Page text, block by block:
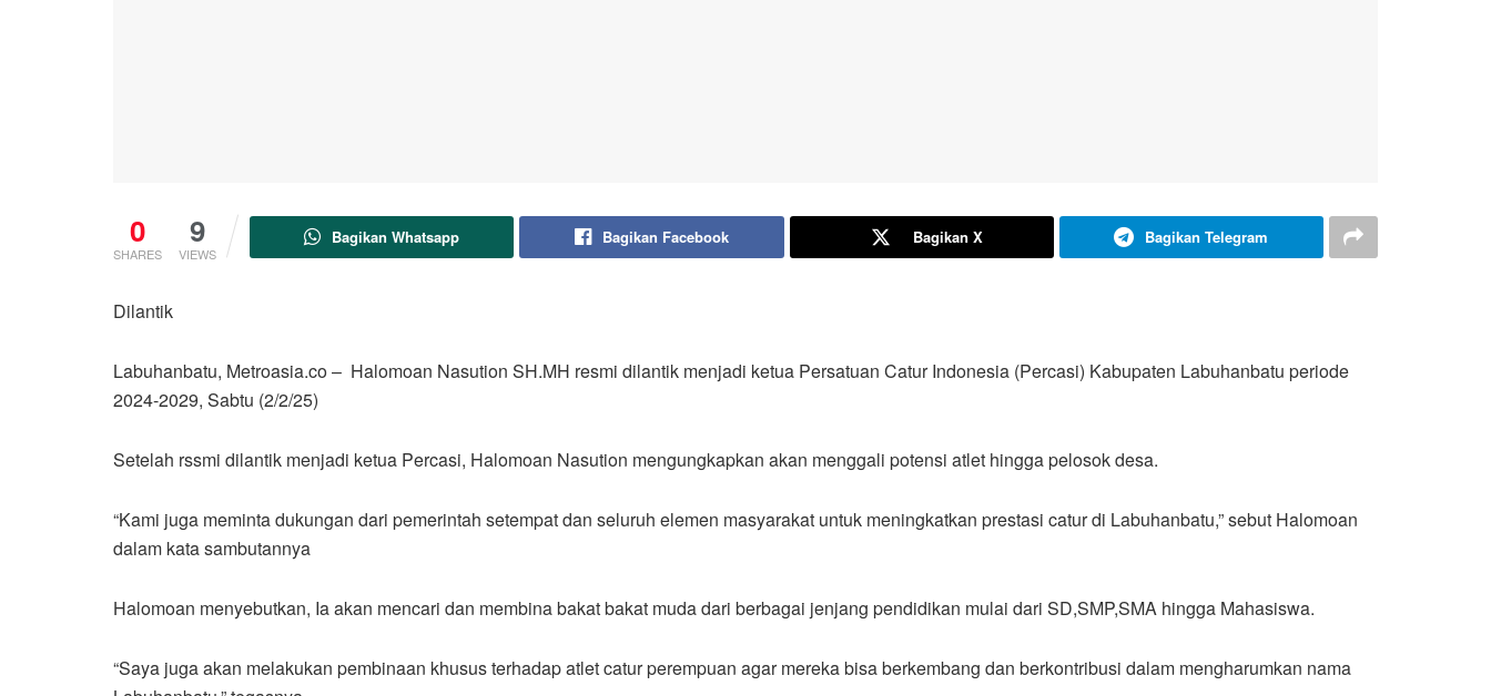
0
SHARES
9
VIEWS
Bagikan Whatsapp Bagikan Facebook Bagikan X Bagikan Telegram
Dilantik
Labuhanbatu, Metroasia.co – Halomoan Nasution SH.MH resmi dilantik menjadi ketua Persatuan Catur Indonesia (Percasi) Kabupaten Labuhanbatu periode
2024-2029, Sabtu (2/2/25)
Setelah rssmi dilantik menjadi ketua Percasi, Halomoan Nasution mengungkapkan akan menggali potensi atlet hingga pelosok desa.
“Kami juga meminta dukungan dari pemerintah setempat dan seluruh elemen masyarakat untuk meningkatkan prestasi catur di Labuhanbatu,” sebut Halomoan
dalam kata sambutannya
Halomoan menyebutkan, Ia akan mencari dan membina bakat bakat muda dari berbagai jenjang pendidikan mulai dari SD,SMP,SMA hingga Mahasiswa.
“Saya juga akan melakukan pembinaan khusus terhadap atlet catur perempuan agar mereka bisa berkembang dan berkontribusi dalam mengharumkan nama